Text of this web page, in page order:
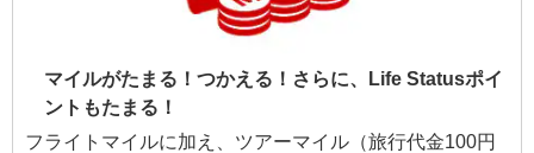
マイルがたまる！つかえる！さらに、Life Statusポイ
ントもたまる！
フライトマイルに加え、ツアーマイル（旅行代金100円